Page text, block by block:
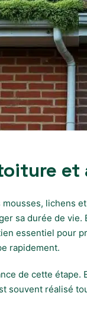
lichens
sa durée de
essentiel
rapidement.
de cette
réalisé